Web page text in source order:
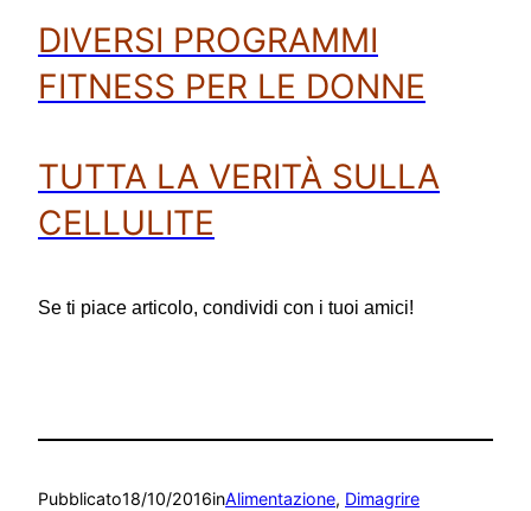
DIVERSI PROGRAMMI
FITNESS PER LE DONNE
TUTTA LA VERITÀ SULLA
CELLULITE
Se ti piace articolo, condividi con i tuoi amici!
Pubblicato18/10/2016inAlimentazione, Dimagrire